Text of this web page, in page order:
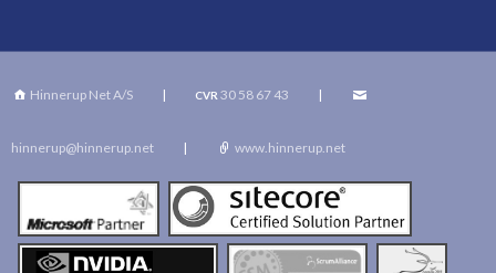
Hinnerup Net A/S | CVR 30 58 67 43 |
hinnerup@hinnerup.net | www.hinnerup.net